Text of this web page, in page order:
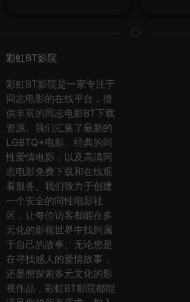
彩虹BT影院
彩虹BT影院是一家专注于
同志电影的在线平台，提
供丰富的同志电影BT下载
资源。我们汇集了最新的
LGBTQ+电影、经典的同
性爱情电影，以及高清同
志电影免费下载和在线观
看服务。我们致力于创建
一个安全的同性电影社
区，让每位访客都能在多
元化的影视世界中找到属
于自己的故事。无论您是
在寻找感人的爱情故事，
还是想探索多元文化的影
视作品，彩虹BT影院都能